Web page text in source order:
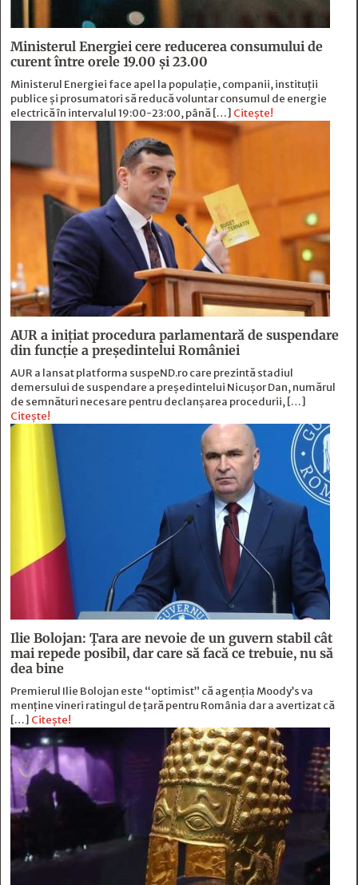
Ministerul Energiei cere reducerea consumului de
curent între orele 19.00 și 23.00
Ministerul Energiei face apel la populație, companii, instituții
publice și prosumatori să reducă voluntar consumul de energie
electrică în intervalul 19:00-23:00, până […] Citește!
AUR a inițiat procedura parlamentară de suspendare
din funcție a președintelui României
AUR a lansat platforma suspeND.ro care prezintă stadiul
demersului de suspendare a președintelui Nicușor Dan, numărul
de semnături necesare pentru declanșarea procedurii, […]
Citește!
Ilie Bolojan: Țara are nevoie de un guvern stabil cât
mai repede posibil, dar care să facă ce trebuie, nu să
dea bine
Premierul Ilie Bolojan este “optimist” că agenția Moody’s va
menține vineri ratingul de țară pentru România dar a avertizat că
[…] Citește!